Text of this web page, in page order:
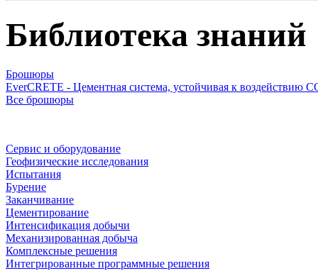
Библиотека знаний
Брошюры
EverCRETE - Цементная система, устойчивая к воздействию
Все брошюры
Сервис и оборудование
Геофизические исследования
Испытания
Бурение
Заканчивание
Цементирование
Интенсификация добычи
Механизированная добыча
Комплексные решения
Интегрированные программные решения